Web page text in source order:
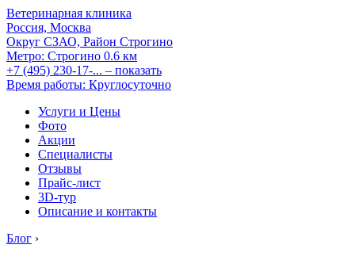
Ветеринарная клиника
Россия, Москва
Округ СЗАО, Район Строгино
Метро: Строгино 0.6 км
+7 (495) 230-17-... – показать
Время работы: Круглосуточно
Услуги и Цены
Фото
Акции
Специалисты
Отзывы
Прайс-лист
3D-тур
Описание и контакты
Блог ›